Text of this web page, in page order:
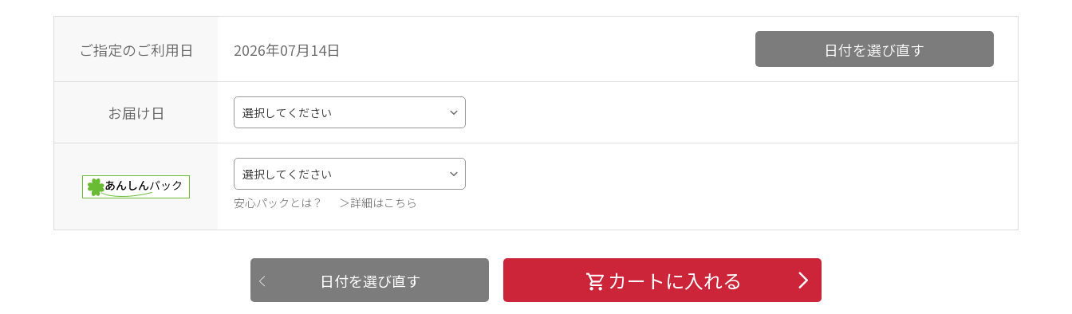
ご指定のご利用日 2026年07月14日 日付を選び直す
お届け日
安心パックとは？ ＞詳細はこちら
日付を選び直す カートに入れる